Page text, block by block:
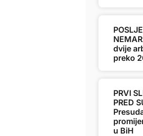
dvije
preko
PRVI
PRED
u BiH